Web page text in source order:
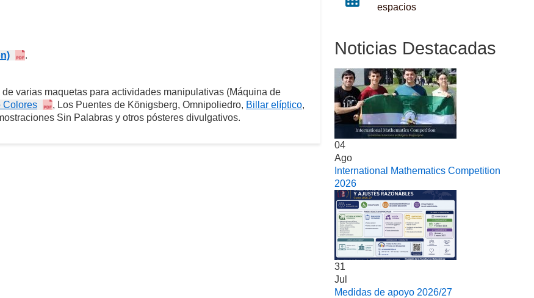
.
varias maquetas para actividades manipulativas (Máquina de
Colores , Los Puentes de Königsberg, Omnipoliedro, Billar elíptico,
Sin Palabras y otros pósteres divulgativos.
espacios
Noticias Destacadas
04
Ago
International Mathematics Competition
2026
31
Jul
Medidas de apoyo 2026/27